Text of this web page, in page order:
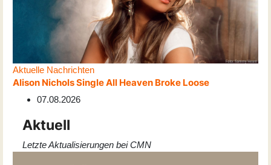
Aktuelle Nachrichten
Alison Nichols Single All Heaven Broke Loose
07.08.2026
Aktuell
Letzte Aktualisierungen bei CMN